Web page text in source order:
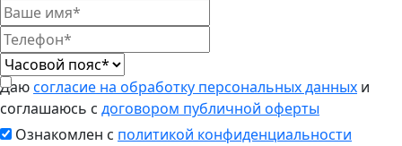
Даюсогласие на обработку персональных данных и
соглашаюсь с договором публичной оферты
Ознакомлен с политикой конфиденциальности